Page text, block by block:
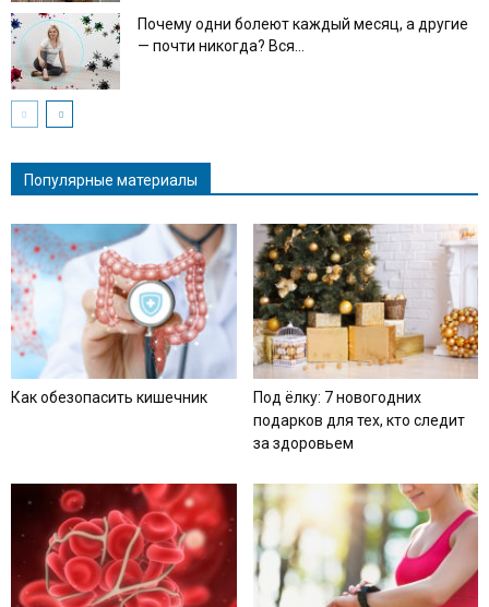
Почему одни болеют каждый месяц, а другие
— почти никогда? Вся...
Популярные материалы
Как обезопасить кишечник
Под ёлку: 7 новогодних
подарков для тех, кто следит
за здоровьем